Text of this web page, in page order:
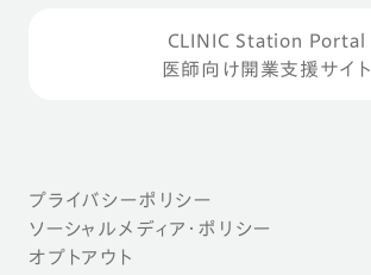
CLINIC Station Portal
医師向け開業支援サイト
プライバシーポリシー
ソーシャルメディア・ポリシー
オプトアウト